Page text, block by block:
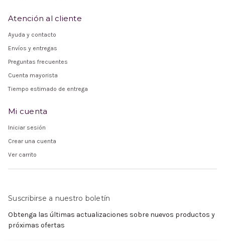
Atención al cliente
Ayuda y contacto
Envíos y entregas
Preguntas frecuentes
Cuenta mayorista
Tiempo estimado de entrega
Mi cuenta
Iniciar sesión
Crear una cuenta
Ver carrito
Suscribirse a nuestro boletín
Obtenga las últimas actualizaciones sobre nuevos productos y
próximas ofertas